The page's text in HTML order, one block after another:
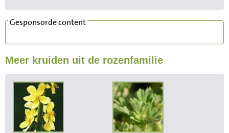
Gesponsorde content
Meer kruiden uit de rozenfamilie